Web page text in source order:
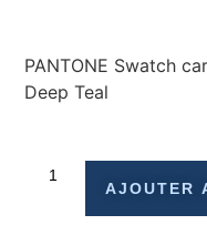
PANTONE Swatch
Deep Teal
AJOUTER